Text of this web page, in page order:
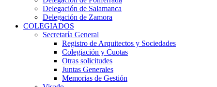
Delegación de Salamanca
Delegación de Zamora
COLEGIADOS
Secretaría General
Registro de Arquitectos y Sociedades
Colegiación y Cuotas
Otras solicitudes
Juntas Generales
Memorias de Gestión